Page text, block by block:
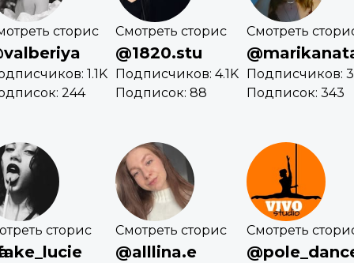
сторис
1.1K
244
Смотреть сторис
@1820.stu
Подписчиков: 4.1K
Подписок: 88
Смотреть
Подписчиков:
Подписок: 343
сторис Смотреть сторис
@alllina.e
Смотреть